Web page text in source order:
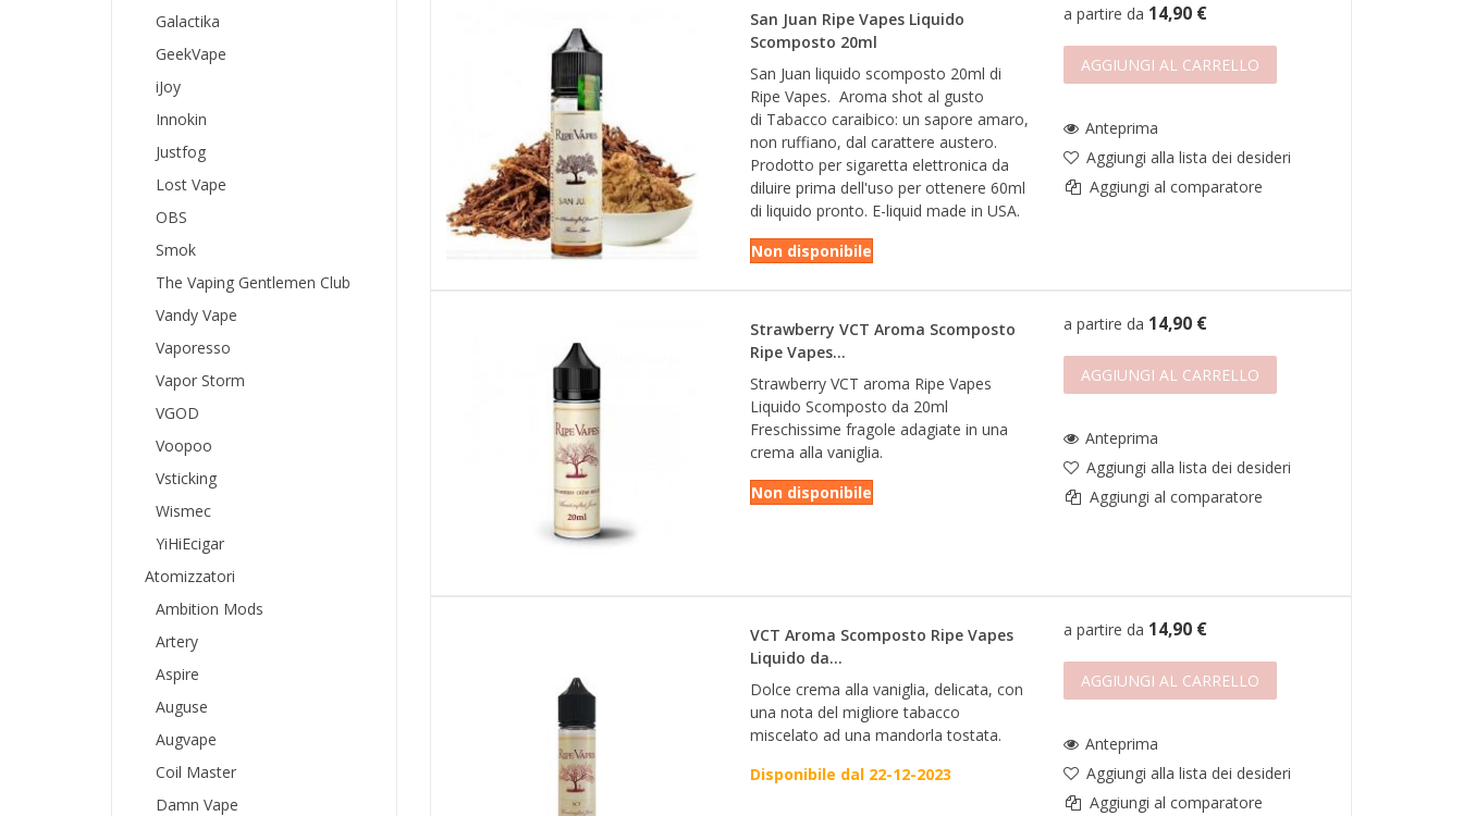
Galactika
GeekVape
iJoy
Innokin
Justfog
Lost Vape
OBS
Smok
The Vaping Gentlemen Club
Vandy Vape
Vaporesso
Vapor Storm
VGOD
Voopoo
Vsticking
Wismec
YiHiEcigar
Atomizzatori
Ambition Mods
Artery
Aspire
Auguse
Augvape
Coil Master
Damn Vape
San Juan Ripe Vapes Liquido
Scomposto 20ml
San Juan liquido scomposto 20ml di
Ripe Vapes. Aroma shot al gusto
di Tabacco caraibico: un sapore amaro,
non ruffiano, dal carattere austero.
Prodotto per sigaretta elettronica da
diluire prima dell'uso per ottenere 60ml
di liquido pronto. E-liquid made in USA.
Non disponibile
a partire da 14,90 €
AGGIUNGI AL CARRELLO
Anteprima
Aggiungi alla lista dei desideri
Aggiungi al comparatore
Strawberry VCT Aroma Scomposto
Ripe Vapes...
Strawberry VCT aroma Ripe Vapes
Liquido Scomposto da 20ml
Freschissime fragole adagiate in una
crema alla vaniglia.
Non disponibile
a partire da 14,90 €
AGGIUNGI AL CARRELLO
Anteprima
Aggiungi alla lista dei desideri
Aggiungi al comparatore
VCT Aroma Scomposto Ripe Vapes
Liquido da...
Dolce crema alla vaniglia, delicata, con
una nota del migliore tabacco
miscelato ad una mandorla tostata.
Disponibile dal 22-12-2023
a partire da 14,90 €
AGGIUNGI AL CARRELLO
Anteprima
Aggiungi alla lista dei desideri
Aggiungi al comparatore